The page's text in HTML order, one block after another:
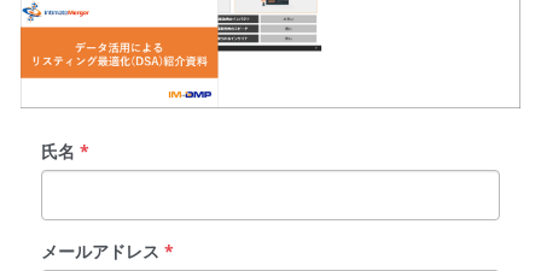
氏名 *
メールアドレス *